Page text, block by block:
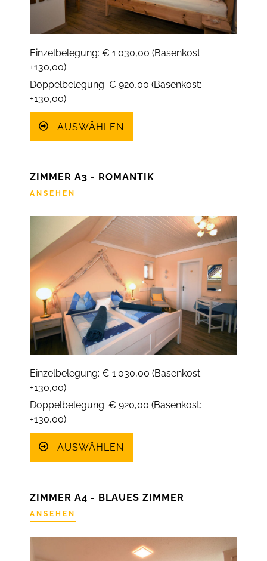
Einzelbelegung: € 1.030,00 (Basenkost:
+130,00)
Doppelbelegung: € 920,00 (Basenkost:
+130,00)
AUSWÄHLEN
ZIMMER A3 - ROMANTIK
ANSEHEN
Einzelbelegung: € 1.030,00 (Basenkost:
+130,00)
Doppelbelegung: € 920,00 (Basenkost:
+130,00)
AUSWÄHLEN
ZIMMER A4 - BLAUES ZIMMER
ANSEHEN